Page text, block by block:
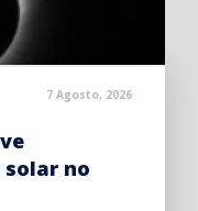
7 Agosto, 2026
solar no